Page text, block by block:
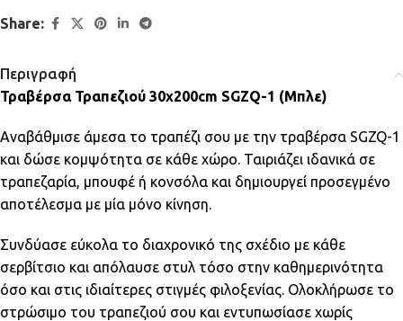
Share:
Περιγραφή
Τραβέρσα Τραπεζιού 30x200cm SGZQ-1 (Μπλε)
Αναβάθμισε άμεσα το τραπέζι σου με την τραβέρσα SGZQ-1
και δώσε κομψότητα σε κάθε χώρο. Ταιριάζει ιδανικά σε
τραπεζαρία, μπουφέ ή κονσόλα και δημιουργεί προσεγμένο
αποτέλεσμα με μία μόνο κίνηση.
Συνδύασε εύκολα το διαχρονικό της σχέδιο με κάθε
σερβίτσιο και απόλαυσε στυλ τόσο στην καθημερινότητα
όσο και στις ιδιαίτερες στιγμές φιλοξενίας. Ολοκλήρωσε το
στρώσιμο του τραπεζιού σου και εντυπωσίασε χωρίς